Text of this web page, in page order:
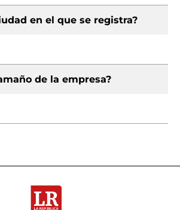
en el que se registra?
de la empresa?